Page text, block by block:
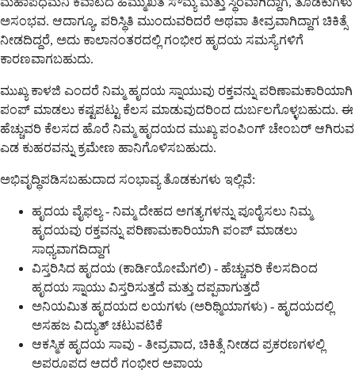
ಅಸಂಭವ. ಆದಾಗ್ಯೂ, ಪರಿಸ್ಥಿತಿ ಮುಂದುವರಿದರೆ ಅಥವಾ ತೀವ್ರವಾಗಿದ್ದಾಗ ಚಿಕಿತ್ಸೆ
ನೀಡದಿದ್ದರೆ, ಅದು ಕಾಲಾನಂತರದಲ್ಲಿ ಗಂಭೀರ ಹೃದಯ ಸಮಸ್ಯೆಗಳಿಗೆ
ಕಾರಣವಾಗಬಹುದು.
ಮುಖ್ಯ ಕಾಳಜಿ ಎಂದರೆ ನಿಮ್ಮ ಹೃದಯ ಸ್ನಾಯುವು ರಕ್ತವನ್ನು ಪರಿಣಾಮಕಾರಿಯಾಗಿ
ಪಂಪ್ ಮಾಡಲು ಕಷ್ಟಪಟ್ಟು ಕೆಲಸ ಮಾಡುವುದರಿಂದ ದುರ್ಬಲಗೊಳ್ಳಬಹುದು. ಈ
ಹೆಚ್ಚುವರಿ ಕೆಲಸದ ಹೊರೆ ನಿಮ್ಮ ಹೃದಯದ ಮುಖ್ಯ ಪಂಪಿಂಗ್ ಚೇಂಬರ್ ಆಗಿರುವ
ಎಡ ಕುಹರವನ್ನು ಕ್ರಮೇಣ ಹಾನಿಗೊಳಿಸಬಹುದು.
ಅಭಿವೃದ್ಧಿಪಡಿಸಬಹುದಾದ ಸಂಭಾವ್ಯ ತೊಡಕುಗಳು ಇಲ್ಲಿವೆ:
ಹೃದಯ ವೈಫಲ್ಯ - ನಿಮ್ಮ ದೇಹದ ಅಗತ್ಯಗಳನ್ನು ಪೂರೈಸಲು ನಿಮ್ಮ
ಹೃದಯವು ರಕ್ತವನ್ನು ಪರಿಣಾಮಕಾರಿಯಾಗಿ ಪಂಪ್ ಮಾಡಲು
ಸಾಧ್ಯವಾಗದಿದ್ದಾಗ
ವಿಸ್ತರಿಸಿದ ಹೃದಯ (ಕಾರ್ಡಿಯೋಮೆಗಲಿ) - ಹೆಚ್ಚುವರಿ ಕೆಲಸದಿಂದ
ಹೃದಯ ಸ್ನಾಯು ವಿಸ್ತರಿಸುತ್ತದೆ ಮತ್ತು ದಪ್ಪವಾಗುತ್ತದೆ
ಅನಿಯಮಿತ ಹೃದಯದ ಲಯಗಳು (ಅರಿಥ್ಮಿಯಾಗಳು) - ಹೃದಯದಲ್ಲಿ
ಅಸಹಜ ವಿದ್ಯುತ್ ಚಟುವಟಿಕೆ
ಆಕಸ್ಮಿಕ ಹೃದಯ ಸಾವು - ತೀವ್ರವಾದ, ಚಿಕಿತ್ಸೆ ನೀಡದ ಪ್ರಕರಣಗಳಲ್ಲಿ
ಅಪರೂಪದ ಆದರೆ ಗಂಭೀರ ಅಪಾಯ